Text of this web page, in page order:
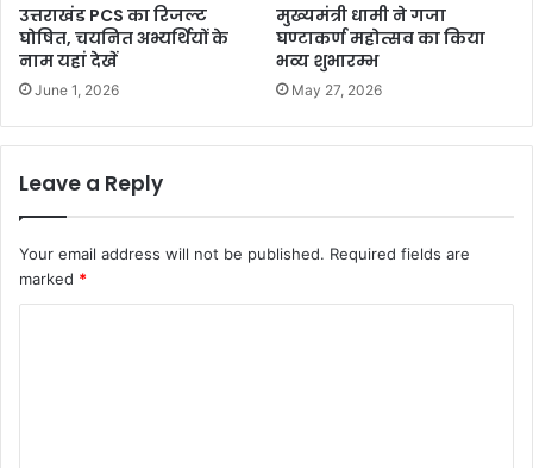
उत्तराखंड PCS का रिजल्ट
घोषित, चयनित अभ्यर्थियों के
नाम यहां देखें
June 1, 2026
मुख्यमंत्री धामी ने गजा
घण्टाकर्ण महोत्सव का किया
भव्य शुभारम्भ
May 27, 2026
Leave a Reply
Your email address will not be published. Required fields are
marked *